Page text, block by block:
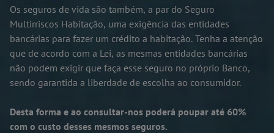
Os seguros de vida são também, a par do Seguro
Multirriscos Habitação, uma exigência das entidades
bancárias para fazer um crédito a habitação. Tenha a atenção
que de acordo com a Lei, as mesmas entidades bancárias
não podem exigir que faça esse seguro no próprio Banco,
sendo garantida a liberdade de escolha ao consumidor.
Desta forma e ao consultar-nos poderá poupar até 60%
com o custo desses mesmos seguros.